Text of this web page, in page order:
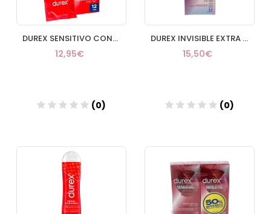
DUREX SENSITIVO CONTACTO TOTAL PRESERVATIVOS 12
12,95€
(0)
Añadir
DUREX INVISIBLE EXTRA FINO EXTRA LUBRICADO PRESE
15,50€
(0)